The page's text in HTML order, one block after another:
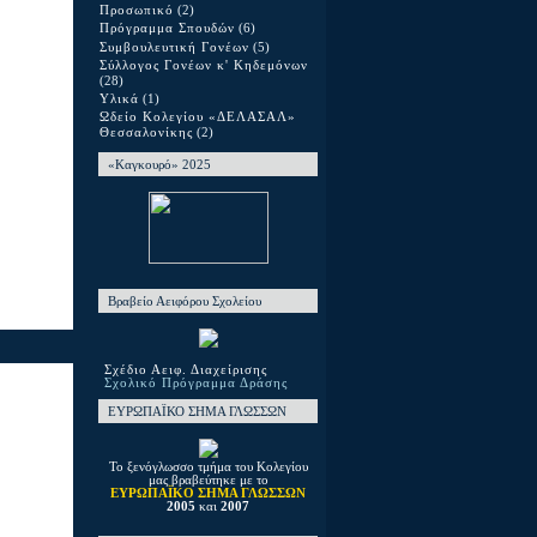
Προσωπικό (2)
Πρόγραμμα Σπουδών (6)
Συμβουλευτική Γονέων (5)
Σύλλογος Γονέων κ' Κηδεμόνων
(28)
Υλικά (1)
Ωδείο Κολεγίου «ΔΕΛΑΣΑΛ»
Θεσσαλονίκης (2)
«Καγκουρό» 2025
Βραβείο Αειφόρου Σχολείου
Σχέδιο Αειφ. Διαχείρισης
Σχολικό Πρόγραμμα Δράσης
ΕΥΡΩΠΑΪΚΟ ΣΗΜΑ ΓΛΩΣΣΩΝ
Το ξενόγλωσσο τμήμα του Κολεγίου
μας βραβεύτηκε με το
ΕΥΡΩΠΑΪΚΟ ΣΗΜΑ ΓΛΩΣΣΩΝ
2005 και 2007